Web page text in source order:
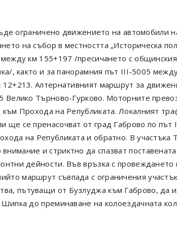
ограничено движението на автомобили
на събор в местността „Историческа
км 155+197 /пресичането с общинския
, както и за панорамния път III-5005
12+213. Алтернативният маршрут за
Велико Търново-Гурково. Моторните
Прохода на Републиката. Локалният
ще се пренасочват от град Габрово по път
на Републиката и обратно. В участъка
и стриктно да спазват
дейности. Във връзка с провеждането
маршрут съвпада с ограничения
пътуващи от Бузлуджа към Габрово, да
до преминаване на колоездачната